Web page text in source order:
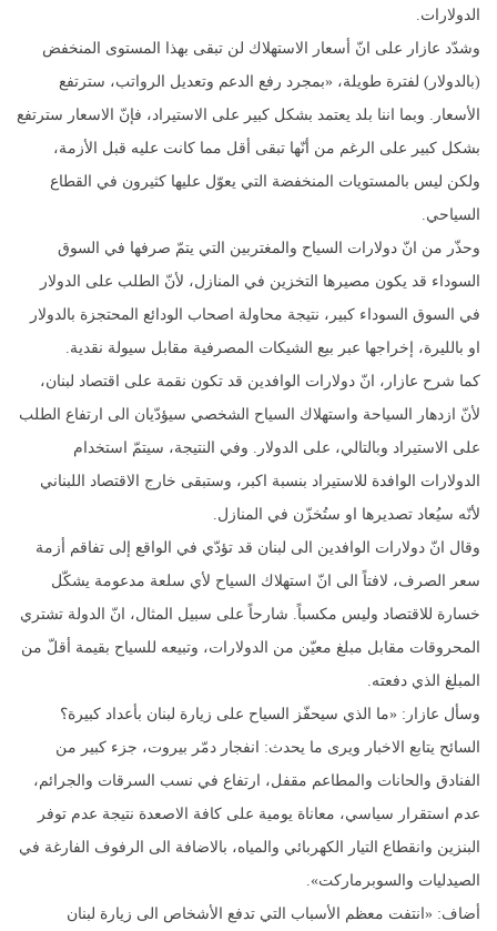
الدولارات.
وشدّد عازار على انّ أسعار الاستهلاك لن تبقى بهذا المستوى المنخفض
(بالدولار) لفترة طويلة، «بمجرد رفع الدعم وتعديل الرواتب، سترتفع
الأسعار. وبما اننا بلد يعتمد بشكل كبير على الاستيراد، فإنّ الاسعار سترتفع
بشكل كبير على الرغم من أنّها تبقى أقل مما كانت عليه قبل الأزمة،
ولكن ليس بالمستويات المنخفضة التي يعوّل عليها كثيرون في القطاع
السياحي.
وحذّر من انّ دولارات السياح والمغتربين التي يتمّ صرفها في السوق
السوداء قد يكون مصيرها التخزين في المنازل، لأنّ الطلب على الدولار
في السوق السوداء كبير، نتيجة محاولة اصحاب الودائع المحتجزة بالدولار
او بالليرة، إخراجها عبر بيع الشيكات المصرفية مقابل سيولة نقدية.
كما شرح عازار، انّ دولارات الوافدين قد تكون نقمة على اقتصاد لبنان،
لأنّ ازدهار السياحة واستهلاك السياح الشخصي سيؤدّيان الى ارتفاع الطلب
على الاستيراد وبالتالي، على الدولار. وفي النتيجة، سيتمّ استخدام
الدولارات الوافدة للاستيراد بنسبة اكبر، وستبقى خارج الاقتصاد اللبناني
لأنّه سيُعاد تصديرها او ستُخزّن في المنازل.
وقال انّ دولارات الوافدين الى لبنان قد تؤدّي في الواقع إلى تفاقم أزمة
سعر الصرف، لافتاً الى انّ استهلاك السياح لأي سلعة مدعومة يشكّل
خسارة للاقتصاد وليس مكسباً. شارحاً على سبيل المثال، انّ الدولة تشتري
المحروقات مقابل مبلغ معيّن من الدولارات، وتبيعه للسياح بقيمة أقلّ من
المبلغ الذي دفعته.
وسأل عازار: «ما الذي سيحفّز السياح على زيارة لبنان بأعداد كبيرة؟
السائح يتابع الاخبار ويرى ما يحدث: انفجار دمّر بيروت، جزء كبير من
الفنادق والحانات والمطاعم مقفل، ارتفاع في نسب السرقات والجرائم،
عدم استقرار سياسي، معاناة يومية على كافة الاصعدة نتيجة عدم توفر
البنزين وانقطاع التيار الكهربائي والمياه، بالاضافة الى الرفوف الفارغة في
الصيدليات والسوبرماركت».
أضاف: «انتفت معظم الأسباب التي تدفع الأشخاص الى زيارة لبنان